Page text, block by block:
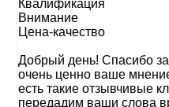
Квалификация
Внимание
Цена-качество
Добрый день! Спасибо
очень ценно ваше
есть такие отзывчивые
передадим ваши слова